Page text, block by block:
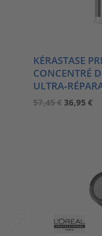
KÉRASTASE
CONCENTRÉ
57,45€
Preis
36,95 €